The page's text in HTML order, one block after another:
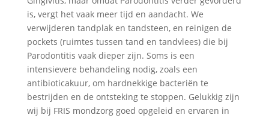
is, vergt het vaak meer tijd en aandacht. We
verwijderen tandplak en tandsteen, en reinigen de
pockets (ruimtes tussen tand en tandvlees) die bij
Parodontitis vaak dieper zijn. Soms is een
intensievere behandeling nodig, zoals een
antibioticakuur, om hardnekkige bacteriën te
bestrijden en de ontsteking te stoppen. Gelukkig zijn
wij bij FRIS mondzorg goed opgeleid en ervaren in